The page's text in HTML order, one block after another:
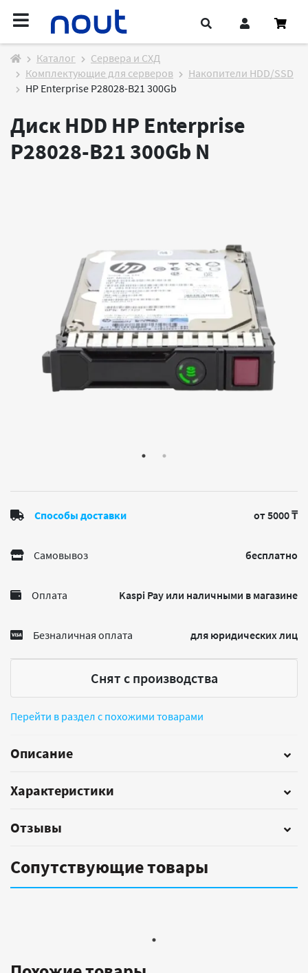
Каталог
Cервера и СХД
Комплектующие для серверов
Накопители HDD/SSD
HP Enterprise P28028-B21 300Gb
Диск HDD HP Enterprise
P28028-B21 300Gb N
Способы доставки от 5000 ₸
Самовывоз бесплатно
Оплата Kaspi Pay или наличными в магазине
Безналичная оплата для юридических лиц
Снят с производства
Перейти в раздел с похожими товарами
Описание
Характеристики
Отзывы
Сопутствующие товары